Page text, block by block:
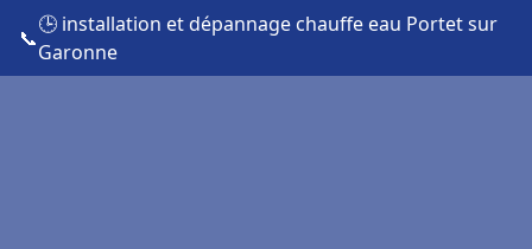
📞
🕒 installation et dépannage chauffe eau Portet sur
Garonne